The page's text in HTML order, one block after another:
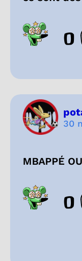
0
30
MBAPPÉ
0